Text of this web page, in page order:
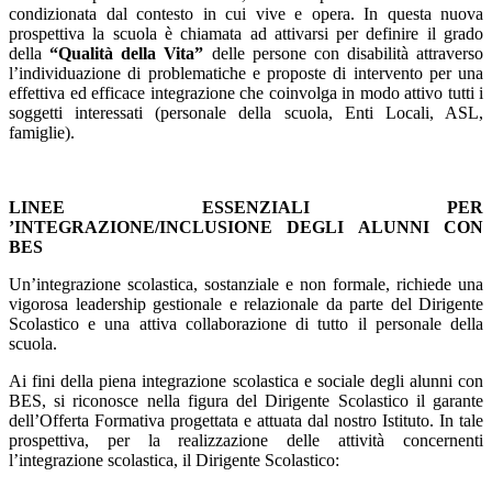
condizionata dal contesto in cui vive e opera. In questa nuova
prospettiva la scuola è chiamata ad attivarsi per definire il grado
della“Qualità della Vita” delle persone con disabilità attraverso
l’individuazione di problematiche e proposte di intervento per una
effettiva ed efficace integrazione che coinvolga in modo attivo tutti i
soggetti interessati (personale della scuola, Enti Locali, ASL,
famiglie).
LINEE ESSENZIALI PER
’INTEGRAZIONE/INCLUSIONE DEGLI ALUNNI CON
BES
Un’integrazione scolastica, sostanziale e non formale, richiede una
vigorosa leadership gestionale e relazionale da parte del Dirigente
Scolastico e una attiva collaborazione di tutto il personale della
scuola.
Ai fini della piena integrazione scolastica e sociale degli alunni con
BES, si riconosce nella figura del Dirigente Scolastico il garante
dell’Offerta Formativa progettata e attuata dal nostro Istituto. In tale
prospettiva, per la realizzazione delle attività concernenti
l’integrazione scolastica, il Dirigente Scolastico: